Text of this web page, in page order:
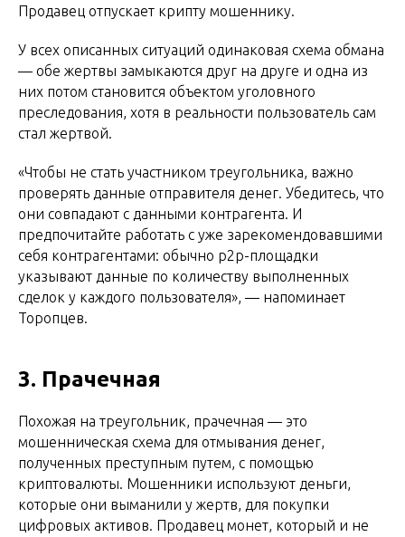
Продавец отпускает крипту мошеннику.
У всех описанных ситуаций одинаковая схема обмана
— обе жертвы замыкаются друг на друге и одна из
них потом становится объектом уголовного
преследования, хотя в реальности пользователь сам
стал жертвой.
«Чтобы не стать участником треугольника, важно
проверять данные отправителя денег. Убедитесь, что
они совпадают с данными контрагента. И
предпочитайте работать с уже зарекомендовавшими
себя контрагентами: обычно p2p-площадки
указывают данные по количеству выполненных
сделок у каждого пользователя», — напоминает
Торопцев.
3. Прачечная
Похожая на треугольник, прачечная — это
мошенническая схема для отмывания денег,
полученных преступным путем, с помощью
криптовалюты. Мошенники используют деньги,
которые они выманили у жертв, для покупки
цифровых активов. Продавец монет, который и не